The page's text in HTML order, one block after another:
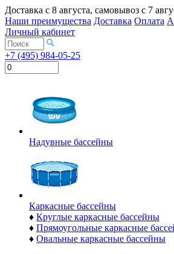
Доставка с 8 августа, самовывоз с 7
Наши преимущества Доставка Оплата
Личный кабинет
+7 (495) 984-05-25
Надувные бассейны
Каркасные бассейны
♦ Круглые каркасные бассейны
♦ Прямоугольные каркасные
♦ Овальные каркасные бассейны